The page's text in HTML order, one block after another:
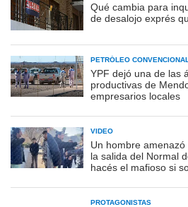
Qué cambia para
de desalojo exprés
PETRÓLEO CONVENCIONAL
YPF dejó una de las
productivas de
empresarios locales
VIDEO
Un hombre
la salida del Normal
hacés el mafioso si
PROTAGONISTAS